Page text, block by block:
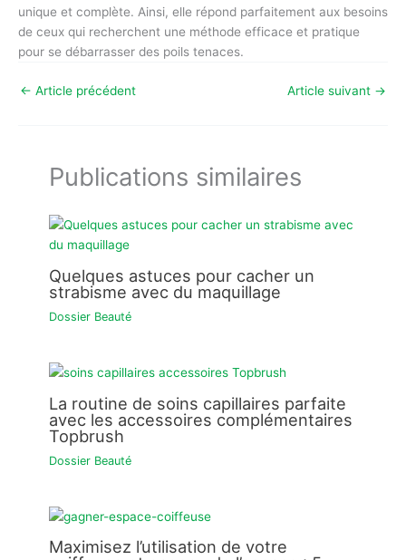
unique et complète. Ainsi, elle répond parfaitement aux besoins
de ceux qui recherchent une méthode efficace et pratique
pour se débarrasser des poils tenaces.
← Article précédent Article suivant →
Publications similaires
Quelques astuces pour cacher un
strabisme avec du maquillage
Dossier Beauté
La routine de soins capillaires parfaite
avec les accessoires complémentaires
Topbrush
Dossier Beauté
Maximisez l’utilisation de votre